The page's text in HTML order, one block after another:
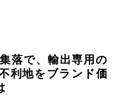
落で、輸出専用の
利地をブランド価